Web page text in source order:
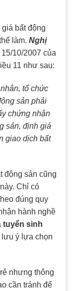
bất động
làm. Nghị
10/2007 của
11 như sau:
tổ chức
sản phải
chứng nhận
sản, định giá
giao dịch bất
động sản cũng
Chỉ có
đúng quy
hành nghề
tuyển sinh
lưu ý lựa chọn
nhưng thông
cần tránh để